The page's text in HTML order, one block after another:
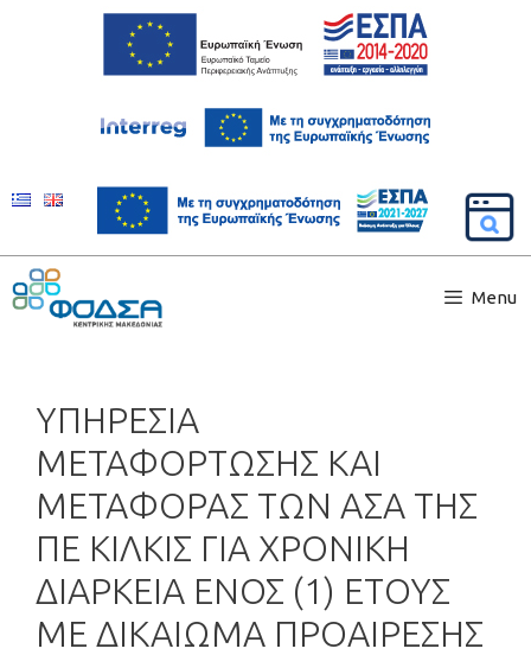
Menu
ΥΠΗΡΕΣΙΑ
ΜΕΤΑΦΟΡΤΩΣΗΣ ΚΑΙ
ΜΕΤΑΦΟΡΑΣ ΤΩΝ ΑΣΑ ΤΗΣ
ΠΕ ΚΙΛΚΙΣ ΓΙΑ ΧΡΟΝΙΚΗ
ΔΙΑΡΚΕΙΑ ΕΝΟΣ (1) ΕΤΟΥΣ
ΜΕ ΔΙΚΑΙΩΜΑ ΠΡΟΑΙΡΕΣΗΣ